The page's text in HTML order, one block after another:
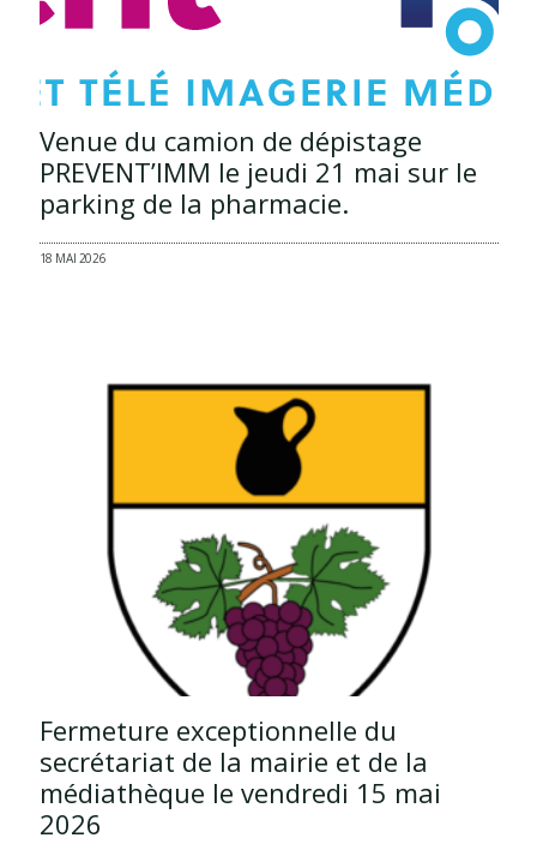
Venue du camion de dépistage
PREVENT’IMM le jeudi 21 mai sur le
parking de la pharmacie.
18 MAI 2026
Fermeture exceptionnelle du
secrétariat de la mairie et de la
médiathèque le vendredi 15 mai
2026